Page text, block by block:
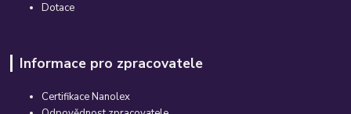
Dotace
Informace pro zpracovatele
Certifikace Nanolex